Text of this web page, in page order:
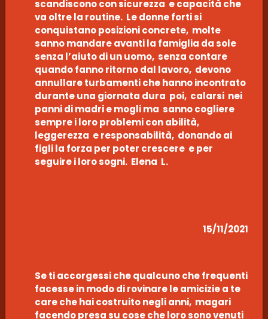
scandiscono con sicurezza e capacità che
va oltre la routine. Le donne forti si
conquistano posizioni concrete, molte
sanno mandare avanti la famiglia da sole
senza l’aiuto di un uomo, senza contare
quando fanno ritorno dal lavoro, devono
annullare turbamenti che hanno incontrato
durante una giornata dura poi, calarsi nei
panni di madri e mogli ma sanno cogliere
sempre i loro problemi con abilità,
leggerezza e responsabilità, donando ai
figli la forza per poter crescere e per
seguire i loro sogni. Elena L.
15/11/2021
Se ti accorgessi che qualcuno che frequenti
facesse in modo di rovinare le amicizie a te
care che hai costruito negli anni, magari
facendo presa su cose che loro sono venuti